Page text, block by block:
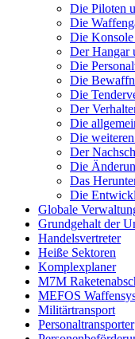
Die Piloten
Die
Die Konsole
Der Hangar
Die
Die
Die
Der
Die
Die
Der
Die
Das
Die
Globale
Grundgehalt der
Handelsvertreter
Heiße Sektoren
Komplexplaner
M7M
MEFOS
Militärtransport
Personaltransporter